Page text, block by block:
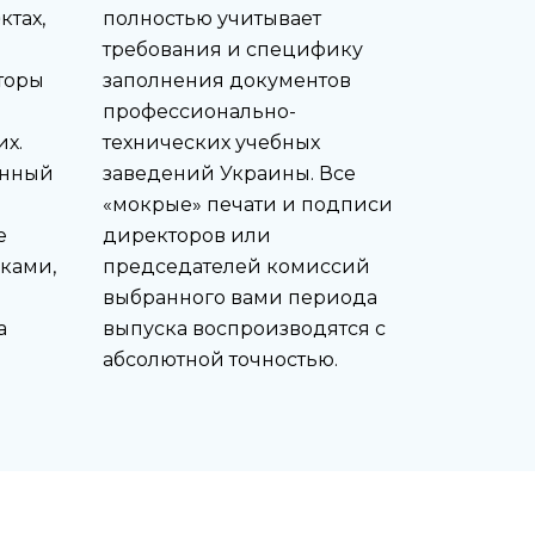
полностью учитывает
требования и специфику
заполнения документов
профессионально-
технических учебных
заведений Украины. Все
«мокрые» печати и подписи
директоров или
председателей комиссий
выбранного вами периода
выпуска воспроизводятся с
абсолютной точностью.